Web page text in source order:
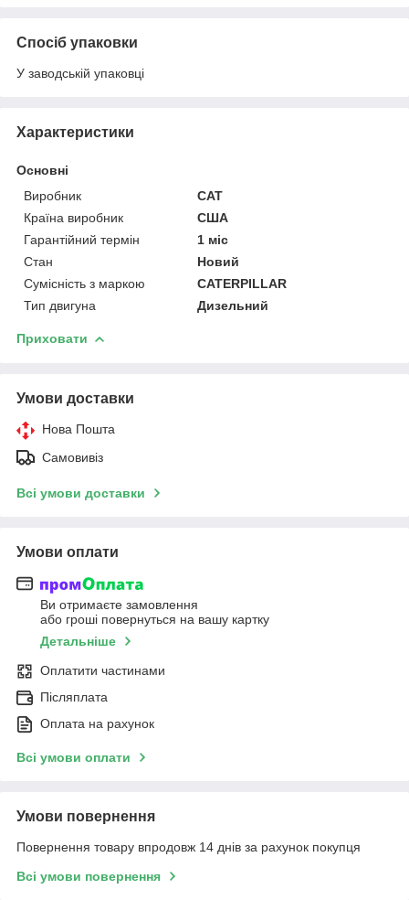
Спосіб упаковки
У заводській упаковці
Характеристики
Основні
Виробник
CAT
Країна виробник
США
Гарантійний термін
1 міс
Стан
Новий
Сумісність з маркою
CATERPILLAR
Тип двигуна
Дизельний
Приховати
Умови доставки
Нова Пошта
Самовивіз
Всі умови доставки
Умови оплати
Ви отримаєте замовлення
або гроші повернуться на вашу картку
Детальніше
Оплатити частинами
Післяплата
Оплата на рахунок
Всі умови оплати
Умови повернення
Повернення товару впродовж 14 днів за рахунок покупця
Всі умови повернення